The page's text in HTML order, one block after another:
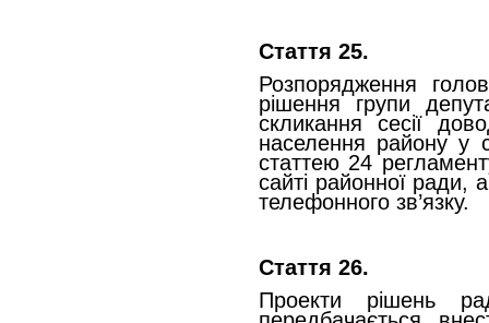
Стаття 25.
Розпорядження
рішення групи
скликання сесії
населення району у
статтею 24
сайті районної ради,
телефонного зв’язку.
Стаття 26.
Проекти рішень